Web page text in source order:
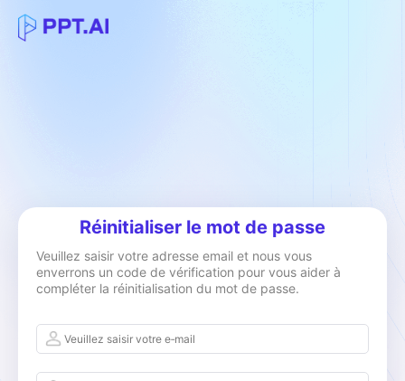
Réinitialiser le mot de passe
Veuillez saisir votre adresse email et nous vous
enverrons un code de vérification pour vous aider à
compléter la réinitialisation du mot de passe.